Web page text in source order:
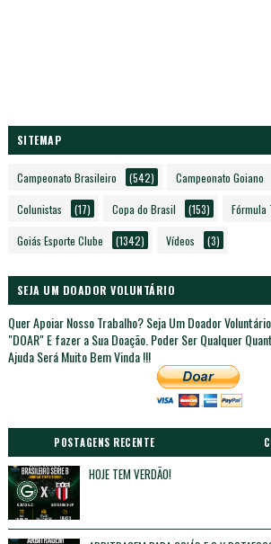
SITEMAP
Campeonato Brasileiro (542) Campeonato Goiano
Colunistas (17) Copa do Brasil (153) Fórmula
Goiás Esporte Clube (1342) Vídeos (3)
SEJA UM DOADOR VOLUNTÁRIO
Quer Apoiar Nosso Trabalho? Seja Um Doador
"DOAR" E fazer a Sua Doação. Poder Ser Qualquer
Ajuda Será Muito Bem Vinda !!!
POSTAGENS RECENTE
HOJE TEM VERDÃO!